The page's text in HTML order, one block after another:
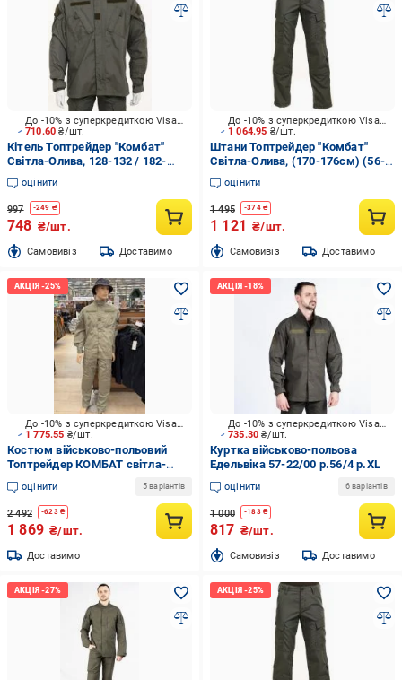
710.60₴/шт.
До -10% з суперкредиткою Visa Вигода
Кітель Топтрейдер "Комбат"
Світла-Олива, 128-132 / 182-
188cм р.3XL
оцінити
997 -249 ₴
748 ₴/шт.
Cамовивіз Доставимо
1 064.95 ₴/шт.
До -10% з суперкредиткою Visa Вигода
Штани Топтрейдер "Комбат"
Світла-Олива, (170-176см) (56-
58р) р.XL
оцінити
1 495 -374₴
1 121 ₴/шт.
Cамовивіз Доставимо
1 775.55 ₴/шт.
До -10% з суперкредиткою Visa Вигода
Костюм військово-польовий
Топтрейдер КОМБАТ світла-
олива 112-116 / 170-176 см р.XL
оцінити 5 варіантів
2 492 -623₴
1 869 ₴/шт.
Доставимо
735.30₴/шт.
До -10% з суперкредиткою Visa Вигода
Куртка військово-польова
Едельвіка 57-22/00 р.56/4 р.XL
оцінити 6 варіантів
1 000 -183₴
817 ₴/шт.
Cамовивіз Доставимо